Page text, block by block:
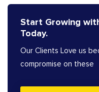
Start Growing
Today.
Our Clients Love us
compromise on these